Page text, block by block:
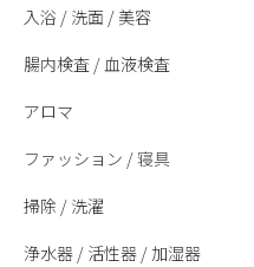
入浴 / 洗面 / 美容
腸内検査 / 血液検査
アロマ
ファッション / 寝具
掃除 / 洗濯
浄水器 / 活性器 / 加湿器